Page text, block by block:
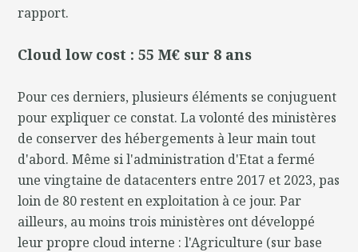
rapport.
Cloud low cost : 55 M€ sur 8 ans
Pour ces derniers, plusieurs éléments se conjuguent
pour expliquer ce constat. La volonté des ministères
de conserver des hébergements à leur main tout
d'abord. Même si l'administration d'Etat a fermé
une vingtaine de datacenters entre 2017 et 2023, pas
loin de 80 restent en exploitation à ce jour. Par
ailleurs, au moins trois ministères ont développé
leur propre cloud interne : l'Agriculture (sur base